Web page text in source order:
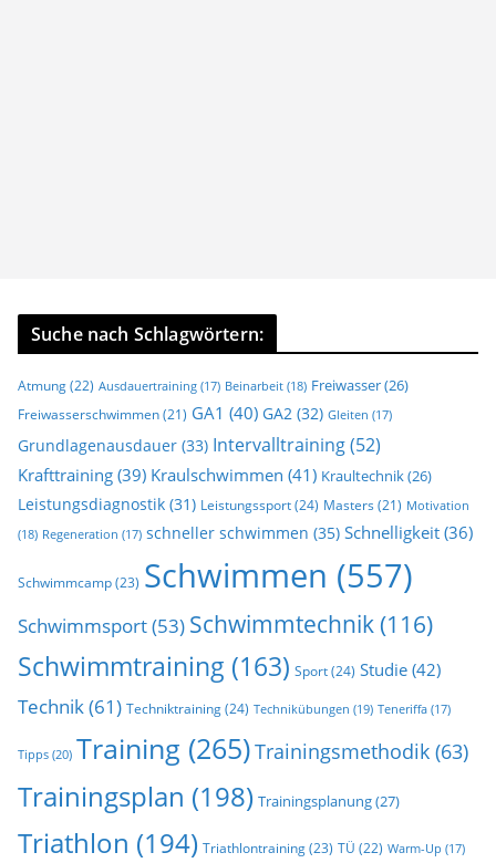
Suche nach Schlagwörtern:
Atmung(22) Ausdauertraining (17) Beinarbeit (18) Freiwasser(26)
Freiwasserschwimmen (21) GA1 (40) GA2 (32) Gleiten (17)
Grundlagenausdauer (33) Intervalltraining(52)
Krafttraining (39) Kraulschwimmen (41) Kraultechnik(26)
Leistungsdiagnostik (31) Leistungssport(24) Masters (21) Motivation
(18) Regeneration (17) schneller schwimmen (35) Schnelligkeit (36)
Schwimmcamp(23) Schwimmen (557)
Schwimmsport(53) Schwimmtechnik(116)
Schwimmtraining (163) Sport(24) Studie (42)
Technik(61) Techniktraining(24) Technikübungen (19) Teneriffa (17)
Tipps (20) Training (265)Trainingsmethodik (63)
Trainingsplan (198) Trainingsplanung(27)
Triathlon (194) Triathlontraining(23) TÜ (22) Warm-Up (17)